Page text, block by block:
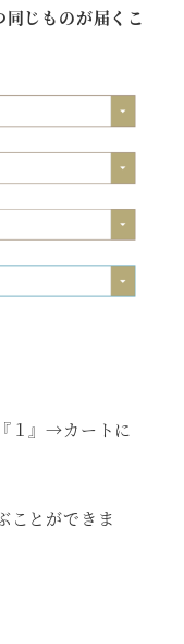
じものが届くこ
１』→カートに
ことができま